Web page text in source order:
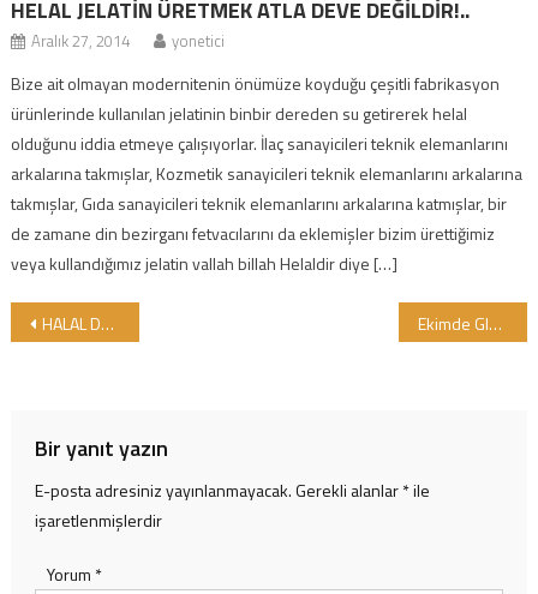
HELAL JELATİN ÜRETMEK ATLA DEVE DEĞİLDİR!..
Aralık 27, 2014 yonetici
Bize ait olmayan modernitenin önümüze koyduğu çeşitli fabrikasyon
ürünlerinde kullanılan jelatinin binbir dereden su getirerek helal
olduğunu iddia etmeye çalışıyorlar. İlaç sanayicileri teknik elemanlarını
arkalarına takmışlar, Kozmetik sanayicileri teknik elemanlarını arkalarına
takmışlar, Gıda sanayicileri teknik elemanlarını arkalarına katmışlar, bir
de zamane din bezirganı fetvacılarını da eklemişler bizim ürettiğimiz
veya kullandığımız jelatin vallah billah Helaldir diye […]
Yazı gezinmesi
HALAL DUNYA MARKETLERİ AVCILAR ŞUBESİ KUR’AN TİLAVETİ VE DUALARLA AÇILDI Ekimde GIMDES Helal Sertifikasi Alan Firmalar
Bir yanıt yazın
E-posta adresiniz yayınlanmayacak.Gerekli alanlar*ile
işaretlenmişlerdir
Yorum *